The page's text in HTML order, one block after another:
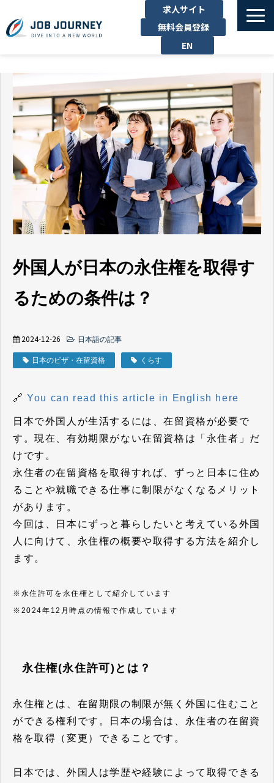
求人サイト
無料会員登録
EN
たのしむ
くらす
はたらく
勉強する
運営企業
お問い合わせ
外国人が日本の永住権を取得す
るための条件は？
2024-12-26 日本語の記事
日本のビザ・在留資格 くらす
🔗You can read this article in English here
日本で外国人が生活するには、在留資格が必要で
す。現在、有効期限がない在留資格は「永住者」だ
けです。
永住者の在留資格を取得すれば、ずっと日本に住め
ることや就職できる仕事に制限がなくなるメリット
があります。
今回は、日本にずっと暮らしたいと考えている外国
人に向けて、永住権の概要や取得する方法を紹介し
ます。
※永住許可を永住権として紹介しています
※2024年12月時点の情報で作成しています
永住権(永住許可)とは？
永住権とは、在留期限の制限が無く外国に住むこと
ができる権利です。日本の場合は、永住者の在留資
格を取得（変更）できることです。
日本では、外国人は学歴や経験によって取得できる